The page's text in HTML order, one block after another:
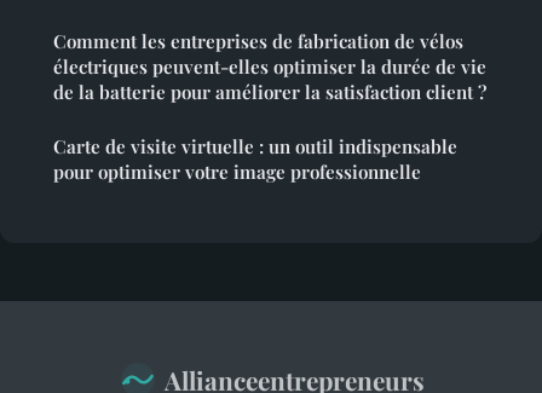
Comment les entreprises de fabrication de vélos
électriques peuvent-elles optimiser la durée de vie
de la batterie pour améliorer la satisfaction client ?
Carte de visite virtuelle : un outil indispensable
pour optimiser votre image professionnelle
Allianceentrepreneurs